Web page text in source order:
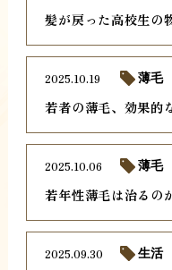
髪が戻った高校生の
若者の薄毛、効果的
2025.10.19 薄毛
若年性薄毛は治るの
2025.10.06 薄毛
2025.09.30 生活